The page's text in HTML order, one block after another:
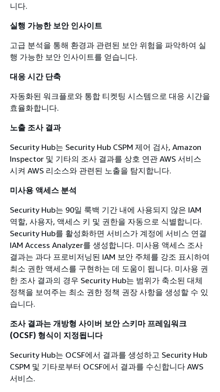
니다.
실행 가능한 보안 인사이트
고급 분석을 통해 환경과 관련된 보안 위험을 파악하여 실
행 가능한 보안 인사이트를 얻습니다.
대응 시간 단축
자동화된 워크플로와 통합 티켓팅 시스템으로 대응 시간을
효율화합니다.
노출 조사 결과
Security Hub는 Security Hub CSPM 제어 검사, Amazon
Inspector 및 기타의 조사 결과를 상호 연관 AWS 서비스
시켜 AWS 리소스와 관련된 노출을 탐지합니다.
미사용 액세스 분석
Security Hub는 90일 룩백 기간 내에 사용되지 않은 IAM
역할, 사용자, 액세스 키 및 권한을 자동으로 식별합니다.
Security Hub를 활성화하면 서비스가 계정에 서비스 연결
IAM Access Analyzer를 생성합니다. 미사용 액세스 조사
결과는 과다 프로비저닝된 IAM 보안 주체를 강조 표시하여
최소 권한 액세스를 구현하는 데 도움이 됩니다. 미사용 권
한 조사 결과의 경우 Security Hub는 범위가 축소된 대체
정책을 보여주는 최소 권한 정책 권장 사항을 생성할 수 있
습니다.
조사 결과는 개방형 사이버 보안 스키마 프레임워크
(OCSF) 형식이 지정됩니다
Security Hub는 OCSF에서 결과를 생성하고 Security Hub
CSPM 및 기타로부터 OCSF에서 결과를 수신합니다 AWS
서비스.